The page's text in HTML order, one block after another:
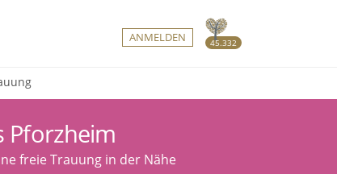
45.332
ANMELDEN
Pforzheim
freie Trauung in der Nähe